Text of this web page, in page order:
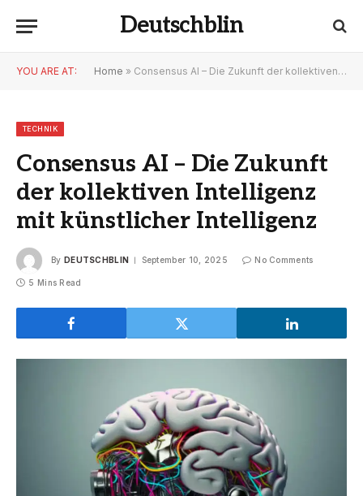
Deutschblin
YOU ARE AT: Home » Consensus AI – Die Zukunft der kollektiven Intelligenz mit künstlicher Intelligenz
TECHNIK
Consensus AI – Die Zukunft
der kollektiven Intelligenz
mit künstlicher Intelligenz
By DEUTSCHBLIN September 10, 2025 No Comments
5 Mins Read